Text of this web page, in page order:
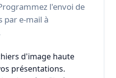
l'envoi de
par e-mail à
d'image haute
présentations.